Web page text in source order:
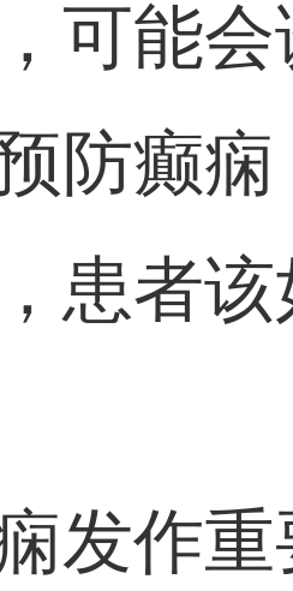
可能会
防癫痫
患者该
发作重